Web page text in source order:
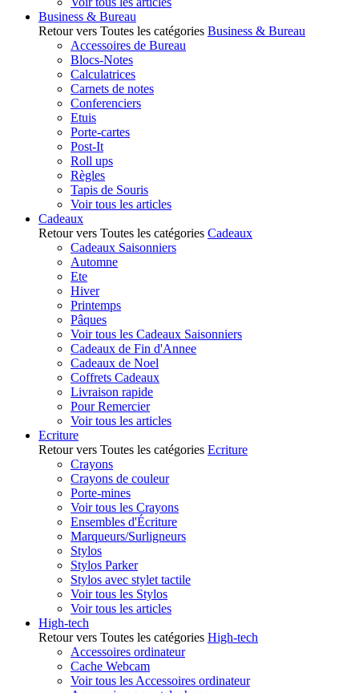
Business & Bureau
Retour vers Toutes les catégories Business & Bureau
Accessoires de Bureau
Blocs-Notes
Calculatrices
Carnets de notes
Conferenciers
Etuis
Porte-cartes
Post-It
Roll ups
Règles
Tapis de Souris
Voir tous les articles
Cadeaux
Retour vers Toutes les catégories Cadeaux
Cadeaux Saisonniers
Automne
Ete
Hiver
Printemps
Pâques
Voir tous les Cadeaux Saisonniers
Cadeaux de Fin d'Annee
Cadeaux de Noel
Coffrets Cadeaux
Livraison rapide
Pour Remercier
Voir tous les articles
Ecriture
Retour vers Toutes les catégories Ecriture
Crayons
Crayons de couleur
Porte-mines
Voir tous les Crayons
Ensembles d'Écriture
Marqueurs/Surligneurs
Stylos
Stylos Parker
Stylos avec stylet tactile
Voir tous les Stylos
Voir tous les articles
High-tech
Retour vers Toutes les catégories High-tech
Accessoires ordinateur
Cache Webcam
Voir tous les Accessoires ordinateur